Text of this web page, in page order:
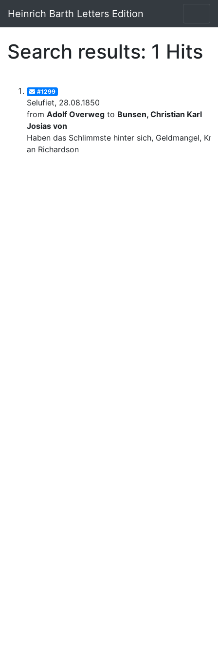
Heinrich Barth Letters Edition
Search results: 1 Hits
#1299
Selufiet, 28.08.1850
from Adolf Overweg to Bunsen, Christian Karl
Josias von
Haben das Schlimmste hinter sich, Geldmangel,
an Richardson